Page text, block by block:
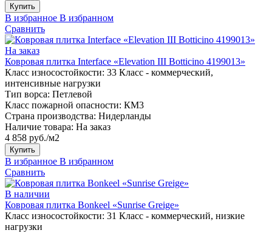
Купить
В избранное В избранном
Сравнить
На заказ
Ковровая плитка Interface «Elevation III Botticino 4199013»
Класс износостойкости: 33 Класс - коммерческий,
интенсивные нагрузки
Тип ворса: Петлевой
Класс пожарной опасности: КМ3
Страна производства: Нидерланды
Наличие товара: На заказ
4 858 руб./м2
Купить
В избранное В избранном
Сравнить
В наличии
Ковровая плитка Bonkeel «Sunrise Greige»
Класс износостойкости: 31 Класс - коммерческий, низкие
нагрузки